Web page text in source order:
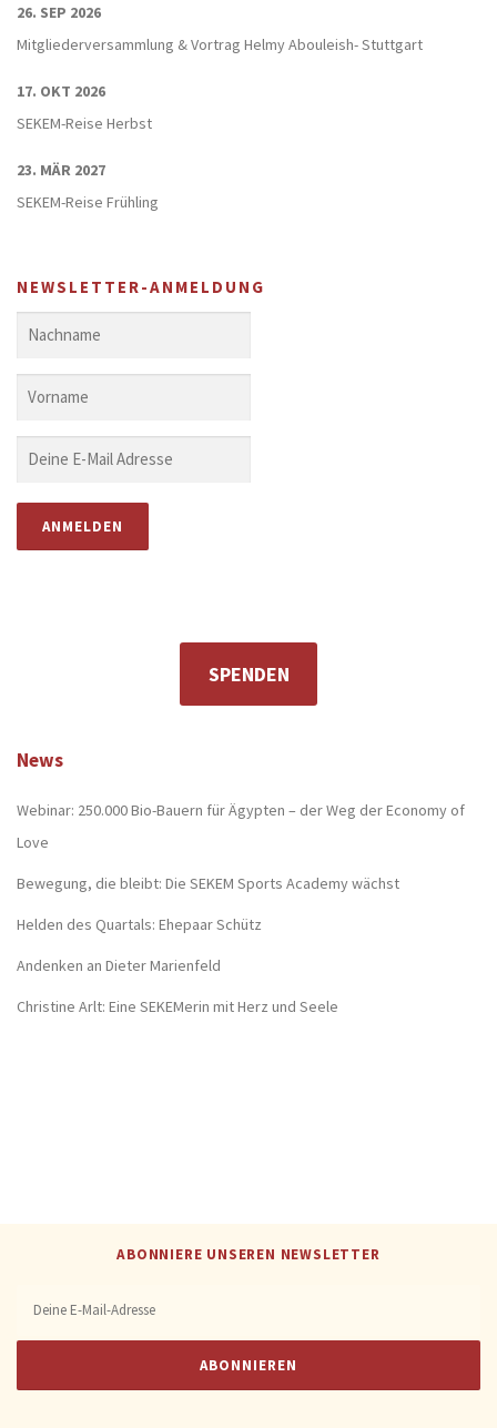
26. SEP 2026
Mitgliederversammlung & Vortrag Helmy Abouleish- Stuttgart
17. OKT 2026
SEKEM-Reise Herbst
23. MÄR 2027
SEKEM-Reise Frühling
NEWSLETTER-ANMELDUNG
SPENDEN
News
Webinar: 250.000 Bio-Bauern für Ägypten – der Weg der Economy of
Love
Bewegung, die bleibt: Die SEKEM Sports Academy wächst
Helden des Quartals: Ehepaar Schütz
Andenken an Dieter Marienfeld
Christine Arlt: Eine SEKEMerin mit Herz und Seele
ABONNIERE UNSEREN NEWSLETTER